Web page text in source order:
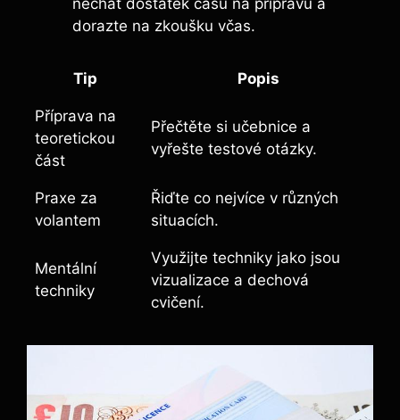
dorazte na zkoušku ‍včas.
Tip Popis
Příprava na
teoretickou
část
Přečtěte si učebnice ‌a
vyřešte testové otázky.
Praxe za
volantem
Řiďte co nejvíce v různých
situacích.
Mentální
techniky
Využijte techniky jako‌ jsou
vizualizace a dechová
cvičení.